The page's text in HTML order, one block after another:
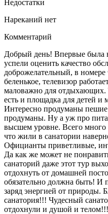
Недостатки
Нареканий нет
Комментарий
Добрый день! Впервые была
успели оценить качество
доброжелательный, в номере
беленькое, телевизор
маловажно для отдыхающих.
есть и площадка для детей и
Интересно продуманы
продуманы. Ну а уж про
высшем уровне. Всего много
что жили в санатории
Официанты приветливые,
Да как же может не
санаторий даже этот тур
отдохнуть от домашней
обязательно должна быть! И
заряд энергией от природы.
санатория!!! Чудесный
отдохнули и душой и